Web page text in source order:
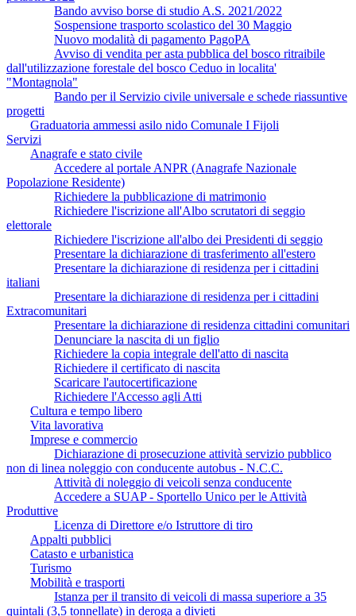
Bando avviso borse di studio A.S. 2021/2022
Sospensione trasporto scolastico del 30 Maggio
Nuovo modalità di pagamento PagoPA
Avviso di vendita per asta pubblica del bosco ritraibile
dall'utilizzazione forestale del bosco Ceduo in localita'
"Montagnola"
Bando per il Servizio civile universale e schede riassuntive
progetti
Graduatoria ammessi asilo nido Comunale I Fijoli
Servizi
Anagrafe e stato civile
Accedere al portale ANPR (Anagrafe Nazionale
Popolazione Residente)
Richiedere la pubblicazione di matrimonio
Richiedere l'iscrizione all'Albo scrutatori di seggio
elettorale
Richiedere l'iscrizione all'albo dei Presidenti di seggio
Presentare la dichiarazione di trasferimento all'estero
Presentare la dichiarazione di residenza per i cittadini
italiani
Presentare la dichiarazione di residenza per i cittadini
Extracomunitari
Presentare la dichiarazione di residenza cittadini comunitari
Denunciare la nascita di un figlio
Richiedere la copia integrale dell'atto di nascita
Richiedere il certificato di nascita
Scaricare l'autocertificazione
Richiedere l'Accesso agli Atti
Cultura e tempo libero
Vita lavorativa
Imprese e commercio
Dichiarazione di prosecuzione attività servizio pubblico
non di linea noleggio con conducente autobus - N.C.C.
Attività di noleggio di veicoli senza conducente
Accedere a SUAP - Sportello Unico per le Attività
Produttive
Licenza di Direttore e/o Istruttore di tiro
Appalti pubblici
Catasto e urbanistica
Turismo
Mobilità e trasporti
Istanza per il transito di veicoli di massa superiore a 35
quintali (3,5 tonnellate) in deroga a divieti